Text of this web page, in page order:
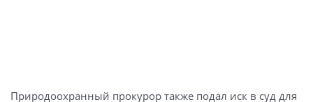
Природоохранный прокурор также подал иск в суд для